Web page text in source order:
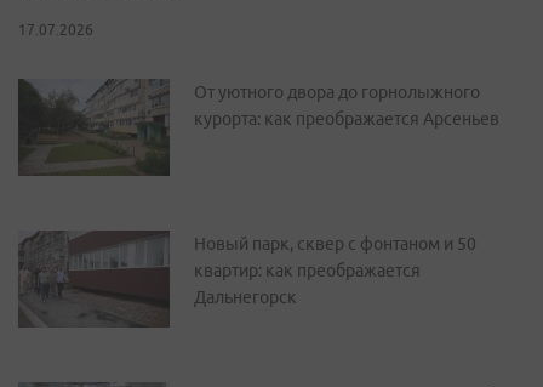
17.07.2026
От уютного двора до горнолыжного
курорта: как преображается Арсеньев
Новый парк, сквер с фонтаном и 50
квартир: как преображается
Дальнегорск